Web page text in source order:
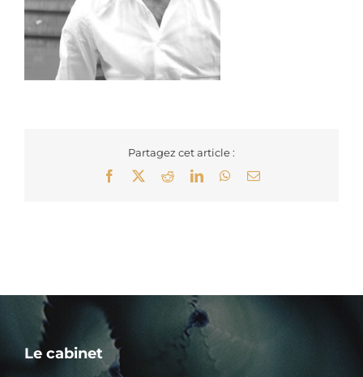
Partagez cet article :
Facebook
RedditLinkedInWhatsApp
Email
Le cabinet